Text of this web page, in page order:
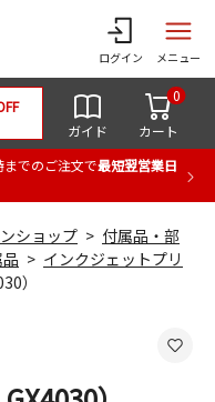
ログイン メニュー
ガイド カート
0
でのご注文で最短翌営業日
ショップ
付属品・部
インクジェットプリ
）